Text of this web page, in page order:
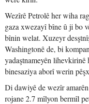
Wezîrê Petrolê her wiha
gaza xwezayî bîne û ji bo
bînin welat. Xuzeyr
Washingtonê de, bi
yadaştnameyên
binesaziya aborî werin
Di dawiyê de wezîr
rojane 2.7 mîlyon bermîl